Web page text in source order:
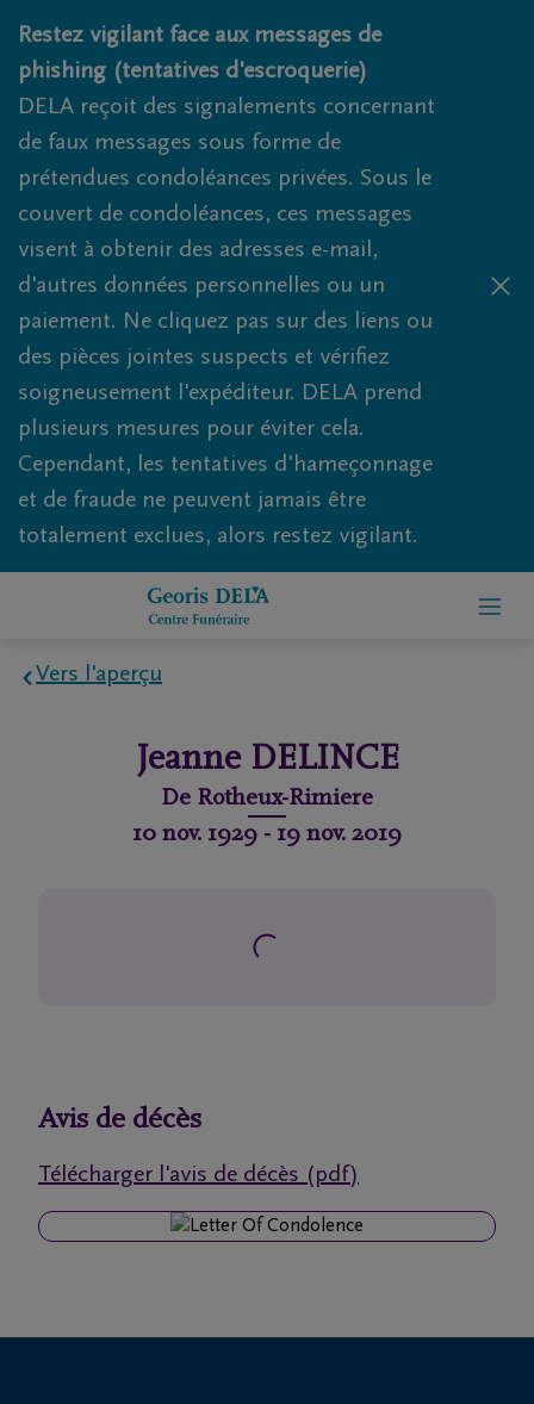
Obituaries.breadcrumbs.SkipLink
Restez vigilant face aux messages de
phishing (tentatives d'escroquerie)
DELA reçoit des signalements concernant
de faux messages sous forme de
prétendues condoléances privées. Sous le
couvert de condoléances, ces messages
visent à obtenir des adresses e-mail,
d'autres données personnelles ou un
paiement. Ne cliquez pas sur des liens ou
des pièces jointes suspects et vérifiez
soigneusement l'expéditeur. DELA prend
plusieurs mesures pour éviter cela.
Cependant, les tentatives d'hameçonnage
et de fraude ne peuvent jamais être
totalement exclues, alors restez vigilant.
de
funéraires
Vers l'aperçu
Jeanne DELINCE
De Rotheux-Rimiere
10 nov. 1929 - 19 nov. 2019
Avis de décès
Télécharger l'avis de décès (pdf)